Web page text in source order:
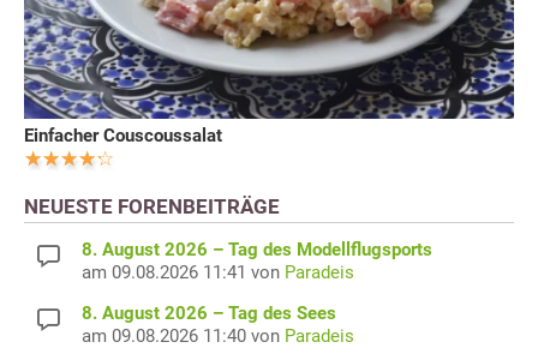
Einfacher Couscoussalat
NEUESTE FORENBEITRÄGE
8. August 2026 – Tag des Modellflugsports
am 09.08.2026 11:41 von Paradeis
8. August 2026 – Tag des Sees
am 09.08.2026 11:40 von Paradeis